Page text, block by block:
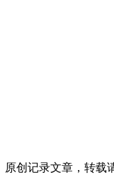
创记录文章，转载